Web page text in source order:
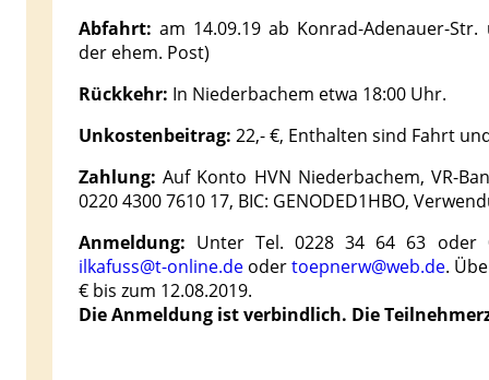
Abfahrt:am 14.09.19 ab Konrad-Adenauer-
der ehem. Post)
Rückkehr: In Niederbachem etwa 18:00 Uhr.
Unkostenbeitrag: 22,- €, Enthalten sind Fahrt
Zahlung:Auf Konto HVN Niederbachem, VR-
0220 4300 7610 17, BIC: GENODED1HBO,
Anmeldung: Unter Tel. 0228 34 64 63 oder
ilkafuss@t-online.de odertoepnerw@web.de.
€ bis zum 12.08.2019.
Die Anmeldung ist verbindlich. Die